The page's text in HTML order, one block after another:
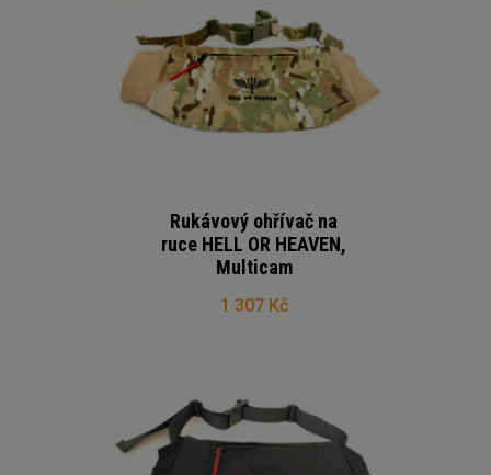
Rukávový ohřívač na
ruce HELL OR HEAVEN,
Multicam
1 307 Kč